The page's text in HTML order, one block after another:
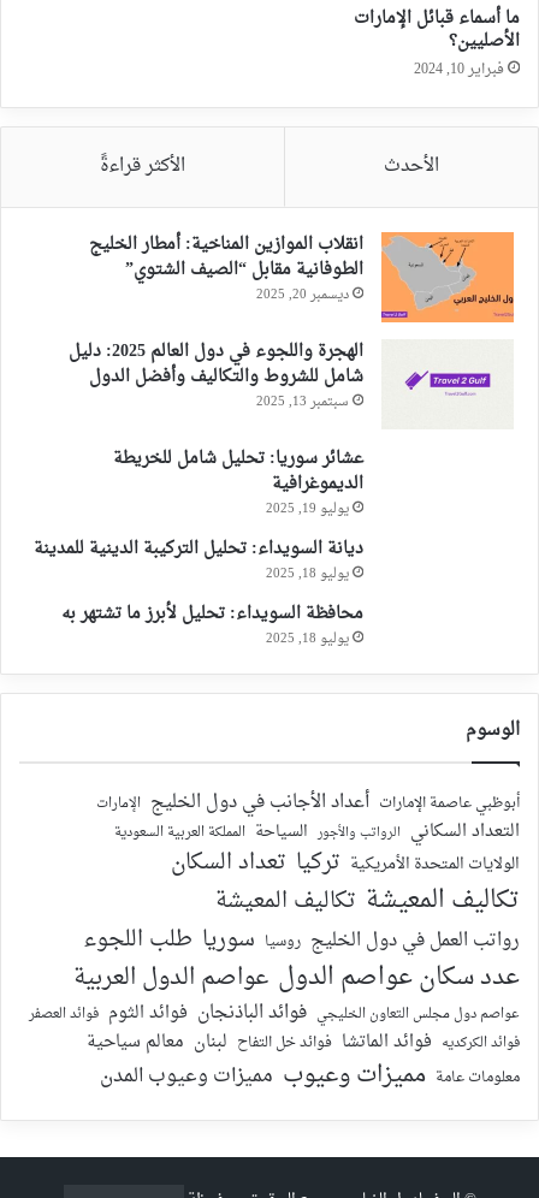
ما أسماء قبائل الإمارات
الأصليين؟
فبراير 10, 2024
الأحدث الأكثر قراءةً
انقلاب الموازين المناخية: أمطار الخليج
الطوفانية مقابل “الصيف الشتوي”
ديسمبر 20, 2025
الهجرة واللجوء في دول العالم 2025: دليل
شامل للشروط والتكاليف وأفضل الدول
سبتمبر 13, 2025
عشائر سوريا: تحليل شامل للخريطة
الديموغرافية
يوليو 19, 2025
ديانة السويداء: تحليل التركيبة الدينية للمدينة
يوليو 18, 2025
محافظة السويداء: تحليل لأبرز ما تشتهر به
يوليو 18, 2025
الوسوم
أبوظبي عاصمة الإمارات أعداد الأجانب في دول الخليج الإمارات
التعداد السكاني الرواتب والأجور السياحة المملكة العربية السعودية
الولايات المتحدة الأمريكية تركيا تعداد السكان
تكاليف المعيشة تكاليف المعيشة
رواتب العمل في دول الخليج روسيا سوريا طلب اللجوء
عدد سكان عواصم الدول عواصم الدول العربية
عواصم دول مجلس التعاون الخليجي فوائد الباذنجان فوائد الثوم فوائد العصفر
فوائد الكركديه فوائد الماتشا فوائد خل التفاح لبنان معالم سياحية
معلومات عامة مميزات وعيوب مميزات وعيوب المدن